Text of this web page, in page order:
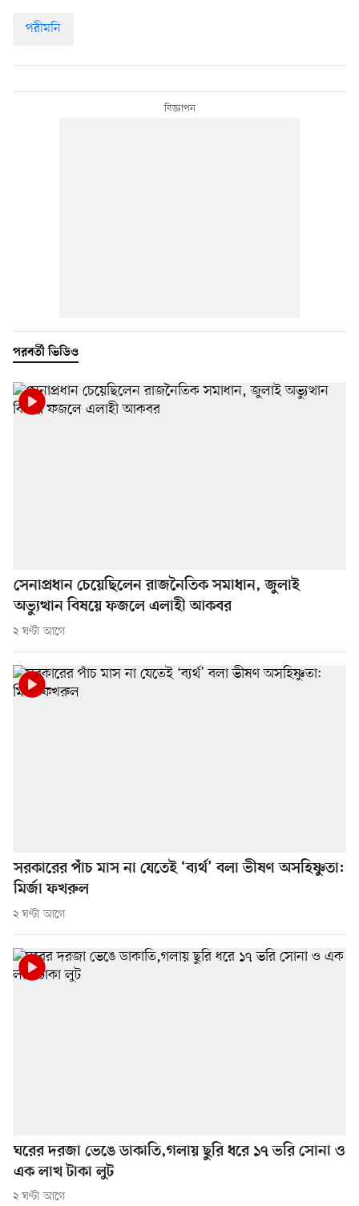
পরীমনি
পরবর্তী ভিডিও
সেনাপ্রধান চেয়েছিলেন রাজনৈতিক সমাধান, জুলাই
অভ্যুত্থান বিষয়ে ফজলে এলাহী আকবর
২ ঘণ্টা আগে
সরকারের পাঁচ মাস না যেতেই ‘ব্যর্থ’ বলা ভীষণ অসহিষ্ণুতা:
মির্জা ফখরুল
২ ঘণ্টা আগে
ঘরের দরজা ভেঙে ডাকাতি,গলায় ছুরি ধরে ১৭ ভরি সোনা ও
এক লাখ টাকা লুট
২ ঘণ্টা আগে